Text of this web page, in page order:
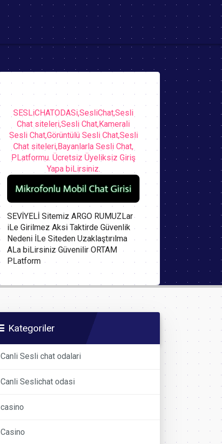
SESLiCHATODASi,SesliChat,Sesli
Chat siteleri,Sesli Chat,Kamerali
Sesli Chat,Görüntülü Sesli Chat,Sesli
Chat siteleri,Bayanlarla Sesli Chat,
PLatformu. Ücretsiz Üyeliksiz Giriş
Yapa biLirsiniz.
SEVİYELİ Sitemiz ARGO RUMUZLar
iLe Girilmez Aksi Taktirde Güvenlik
Nedeni İLe Siteden Uzaklaştırılma
ALa biLirsiniz Güvenilir ORTAM
PLatform
Kategoriler
Canli Sesli chat odalari
Canli Seslichat odasi
casino
Casino